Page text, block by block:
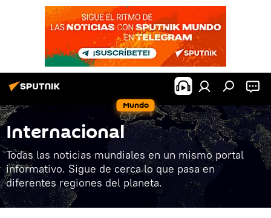
Mundo
Internacional
Todas las noticias mundiales en un mismo portal
informativo. Sigue de cerca lo que pasa en
diferentes regiones del planeta.